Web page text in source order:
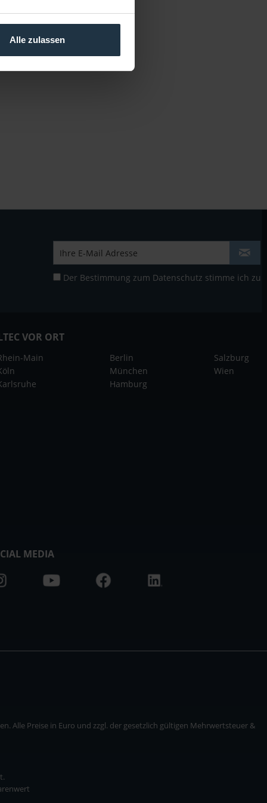
Alle zulassen
Der Bestimmung zum Datenschutz stimme ich zu
VOR ORT
Main
Berlin
München
Hamburg
Salzburg
Wien
MEDIA
Alle Preise in Euro und zzgl. der gesetzlich gültigen Mehrwertsteuer &